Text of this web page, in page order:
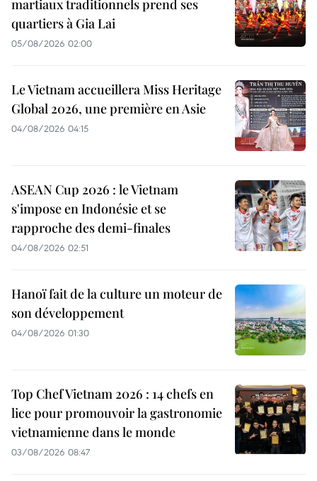
martiaux traditionnels prend ses
quartiers à Gia Lai
05/08/2026 02:00
Le Vietnam accueillera Miss Heritage
Global 2026, une première en Asie
04/08/2026 04:15
ASEAN Cup 2026 : le Vietnam
s'impose en Indonésie et se
rapproche des demi-finales
04/08/2026 02:51
Hanoï fait de la culture un moteur de
son développement
04/08/2026 01:30
Top Chef Vietnam 2026 : 14 chefs en
lice pour promouvoir la gastronomie
vietnamienne dans le monde
03/08/2026 08:47